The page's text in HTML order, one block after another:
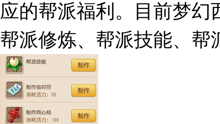
应的帮派福利。目前梦
帮派修炼、帮派技能、帮